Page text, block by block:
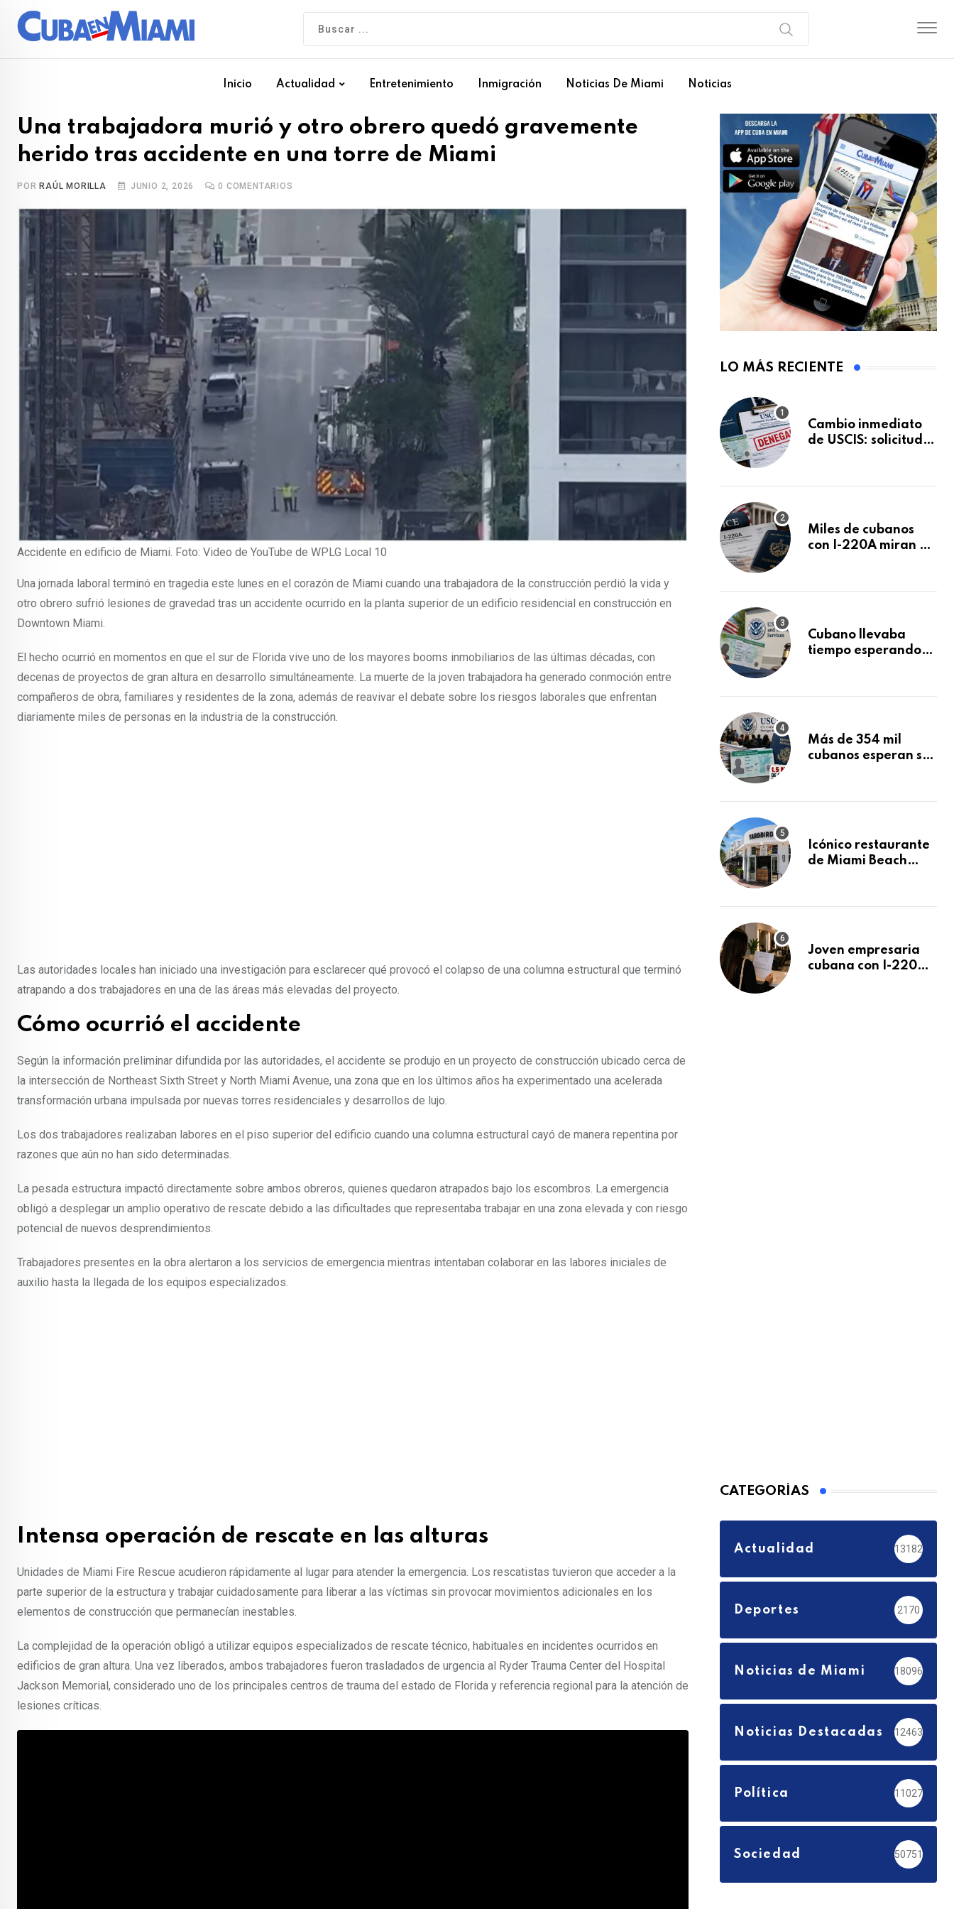
Inicio Actualidad Entretenimiento Inmigración Noticias De Miami Noticias
Una trabajadora murió y otro obrero quedó gravemente
herido tras accidente en una torre de Miami
POR RAÚL MORILLA JUNIO 2, 2026 0 COMENTARIOS
Accidente en edificio de Miami. Foto: Video de YouTube de WPLG Local 10
Una jornada laboral terminó en tragedia este lunes en el corazón de Miami cuando una trabajadora de la construcción perdió la vida y
otro obrero sufrió lesiones de gravedad tras un accidente ocurrido en la planta superior de un edificio residencial en construcción en
Downtown Miami.
El hecho ocurrió en momentos en que el sur de Florida vive uno de los mayores booms inmobiliarios de las últimas décadas, con
decenas de proyectos de gran altura en desarrollo simultáneamente. La muerte de la joven trabajadora ha generado conmoción entre
compañeros de obra, familiares y residentes de la zona, además de reavivar el debate sobre los riesgos laborales que enfrentan
diariamente miles de personas en la industria de la construcción.
Las autoridades locales han iniciado una investigación para esclarecer qué provocó el colapso de una columna estructural que terminó
atrapando a dos trabajadores en una de las áreas más elevadas del proyecto.
Cómo ocurrió el accidente
Según la información preliminar difundida por las autoridades, el accidente se produjo en un proyecto de construcción ubicado cerca de
la intersección de Northeast Sixth Street y North Miami Avenue, una zona que en los últimos años ha experimentado una acelerada
transformación urbana impulsada por nuevas torres residenciales y desarrollos de lujo.
Los dos trabajadores realizaban labores en el piso superior del edificio cuando una columna estructural cayó de manera repentina por
razones que aún no han sido determinadas.
La pesada estructura impactó directamente sobre ambos obreros, quienes quedaron atrapados bajo los escombros. La emergencia
obligó a desplegar un amplio operativo de rescate debido a las dificultades que representaba trabajar en una zona elevada y con riesgo
potencial de nuevos desprendimientos.
Trabajadores presentes en la obra alertaron a los servicios de emergencia mientras intentaban colaborar en las labores iniciales de
auxilio hasta la llegada de los equipos especializados.
Intensa operación de rescate en las alturas
Unidades de Miami Fire Rescue acudieron rápidamente al lugar para atender la emergencia. Los rescatistas tuvieron que acceder a la
parte superior de la estructura y trabajar cuidadosamente para liberar a las víctimas sin provocar movimientos adicionales en los
elementos de construcción que permanecían inestables.
La complejidad de la operación obligó a utilizar equipos especializados de rescate técnico, habituales en incidentes ocurridos en
edificios de gran altura. Una vez liberados, ambos trabajadores fueron trasladados de urgencia al Ryder Trauma Center del Hospital
Jackson Memorial, considerado uno de los principales centros de trauma del estado de Florida y referencia regional para la atención de
lesiones críticas.
LO MÁS RECIENTE
Cambio inmediato
de USCIS: solicitudes
sin previo aviso
Miles de cubanos
con I-220A miran al
decidirse en una
Cubano llevaba
tiempo esperando
tras Writ of
Más de 354 mil
cubanos esperan su
acumula 1.5 millones
Icónico restaurante
de Miami Beach
después de 15 años
Joven empresaria
cubana con I-220A
CATEGORÍAS
Actualidad 13182
Deportes 2170
Noticias de Miami 18096
Noticias Destacadas 12463
Política 11027
Sociedad 50751